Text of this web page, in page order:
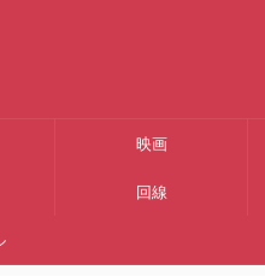
映画
回線